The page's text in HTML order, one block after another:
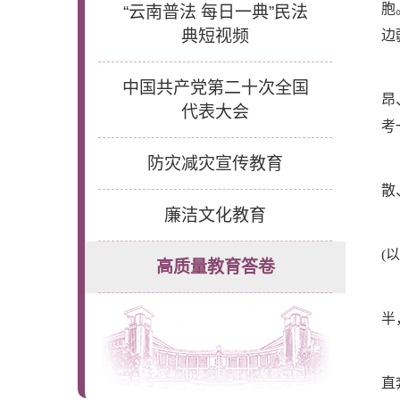
“云南普法 每日一典”民法
典短视频
中国共产党第二十次全国
代表大会
防灾减灾宣传教育
廉洁文化教育
高质量教育答卷
胞
边
昂
考
散
(
半
直